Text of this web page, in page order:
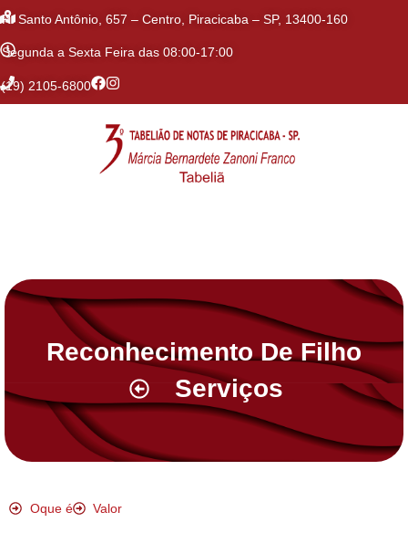
R. Santo Antônio, 657 – Centro, Piracicaba – SP, 13400-160
Segunda a Sexta Feira das 08:00-17:00
(19) 2105-6800
Reconhecimento De Filho
Serviços
Oque é Valor